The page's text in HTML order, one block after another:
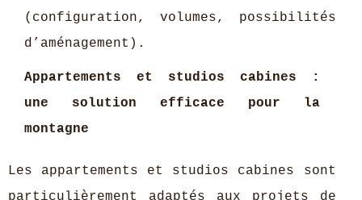
(configuration, volumes, possibilités
d’aménagement).
Appartements et studios cabines :
une solution efficace pour la
montagne
Les appartements et studios cabines sont
particulièrement adaptés aux projets de